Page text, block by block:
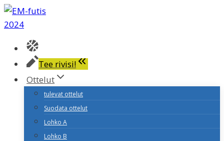
Siirry
sisältöön
Tee rivisi!
Ottelut
tulevat ottelut
Suodata ottelut
Lohko A
Lohko B